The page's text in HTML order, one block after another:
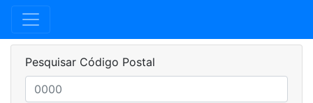
Pesquisar Código Postal